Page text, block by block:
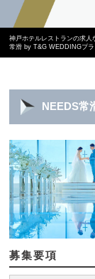
神戸ホテルレストランの求
常滑 by T&G WEDDINGプラ
NEEDS常
募集要項